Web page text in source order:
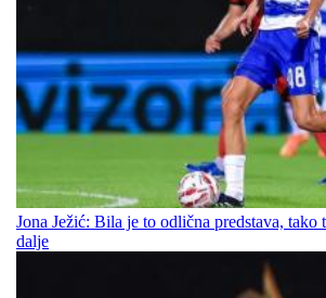
Jona Ježić: Bila je to odlična predstava, tako
dalje